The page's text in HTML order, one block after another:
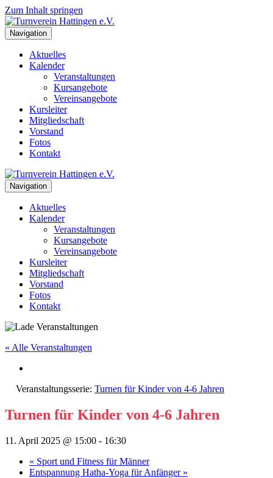
Zum Inhalt springen
Navigation
Aktuelles
Kalender
Veranstaltungen
Kursangebote
Vereinsangebote
Kursleiter
Mitgliedschaft
Vorstand
Fotos
Kontakt
Navigation
Aktuelles
Kalender
Veranstaltungen
Kursangebote
Vereinsangebote
Kursleiter
Mitgliedschaft
Vorstand
Fotos
Kontakt
« Alle Veranstaltungen
Veranstaltungsserie: Turnen für Kinder von 4-6 Jahren
Turnen für Kinder von 4-6 Jahren
11. April 2025 @ 15:00 - 16:30
« Sport und Fitness für Männer
Entspannung Hatha-Yoga für Anfänger »